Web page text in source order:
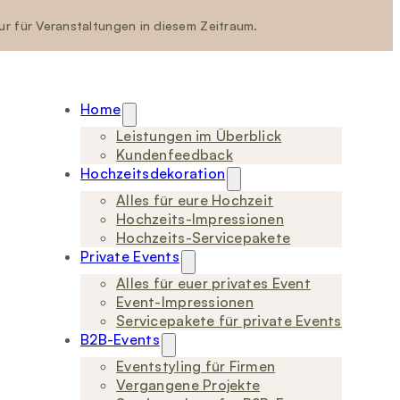
für Veranstaltungen in diesem Zeitraum.
Home
Leistungen im Überblick
Kundenfeedback
Hochzeitsdekoration
Alles für eure Hochzeit
Hochzeits-Impressionen
Hochzeits-Servicepakete
Private Events
Alles für euer privates Event
Event-Impressionen
Servicepakete für private Events
B2B-Events
Eventstyling für Firmen
Vergangene Projekte